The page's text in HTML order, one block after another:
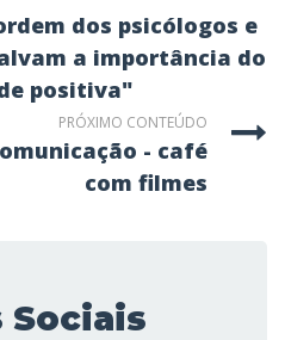
a importância do
positiva"
PRÓXIMO CONTEÚDO
com filmes
Sociais